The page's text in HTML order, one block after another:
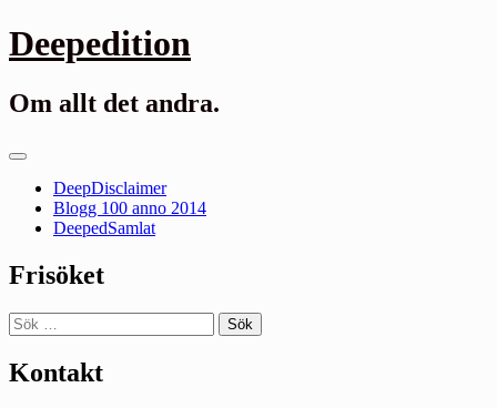
Gå
till
Deepedition
Om allt det andra.
Primär
DeepDisclaimer
Blogg 100 anno 2014
DeepedSamlat
Frisöket
Sök
efter:
Kontakt